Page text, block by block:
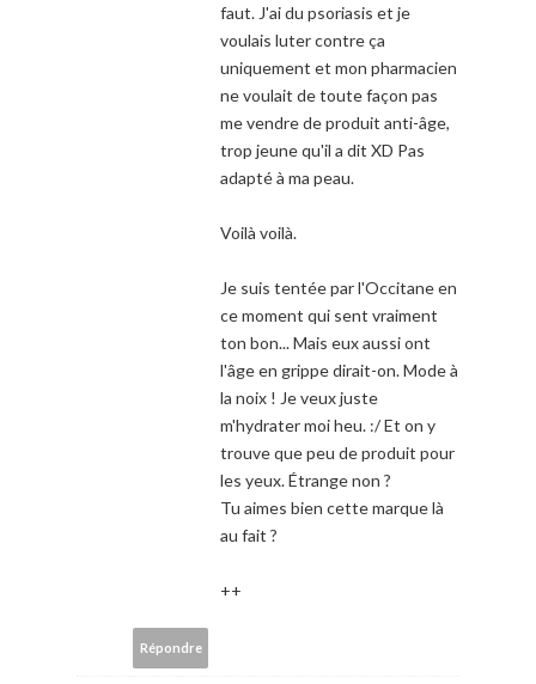
faut. J'ai du psoriasis et je
voulais luter contre ça
uniquement et mon pharmacien
ne voulait de toute façon pas
me vendre de produit anti-âge,
trop jeune qu'il a dit XD Pas
adapté à ma peau.
Voilà voilà.
Je suis tentée par l'Occitane en
ce moment qui sent vraiment
ton bon... Mais eux aussi ont
l'âge en grippe dirait-on. Mode à
la noix ! Je veux juste
m'hydrater moi heu. :/ Et on y
trouve que peu de produit pour
les yeux. Étrange non ?
Tu aimes bien cette marque là
au fait ?
++
Répondre